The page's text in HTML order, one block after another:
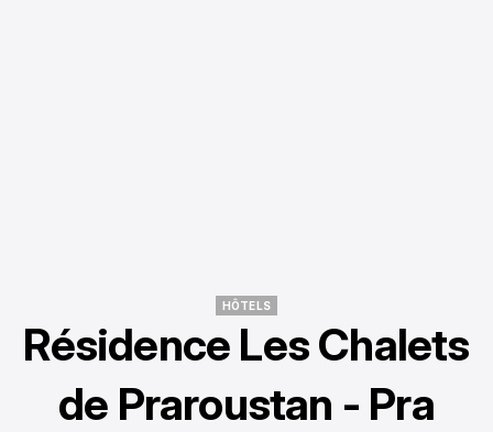
HÔTELS
Résidence Les Chalets
de Praroustan - Pra